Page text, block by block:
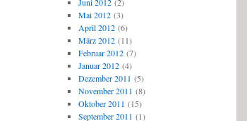
Mai 2012(3)
April 2012(6)
März 2012(11)
Februar 2012(7)
Januar 2012(4)
Dezember 2011 (5)
November 2011 (8)
Oktober 2011 (15)
September 2011 (1)